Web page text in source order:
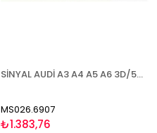
SİNYAL AUDİ A3 A4 A5 A6 3D/5D (Q3 2011-) 2008-2010 ŞERİT ASİSTANI (BLİS )SAĞ
MS026.6907
₺1.383,76